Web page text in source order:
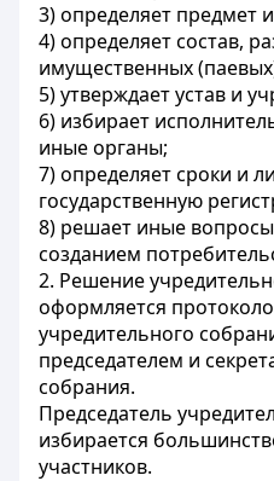
3) определяет предмет
4) определяет состав,
имущественных
5) утверждает устав и
6) избирает
иные органы;
7) определяет сроки и
государственную
8) решает иные
созданием
2. Решение
оформляется
учредительного
председателем и
собрания.
Председатель
избирается
участников.